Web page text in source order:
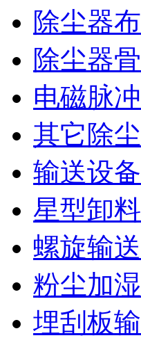
除尘器
除尘器
电磁脉
其它除
输送设
星型卸
螺旋输
粉尘加
埋刮板